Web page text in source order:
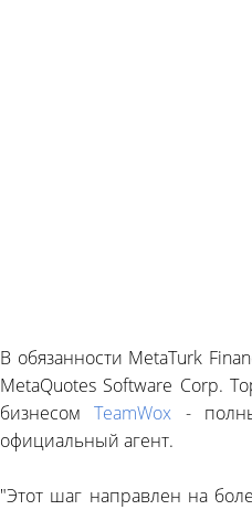
В обязанности MetaTurk
MetaQuotes Software Corp.
бизнесомTeamWox -
официальный агент.
"Этот шаг направлен на